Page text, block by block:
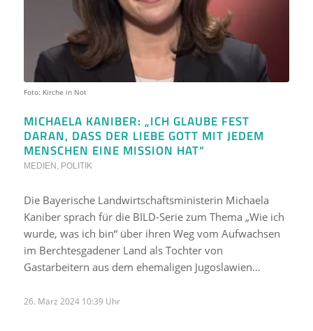
Foto: Kirche in Not
MICHAELA KANIBER: „ICH GLAUBE FEST
DARAN, DASS DER LIEBE GOTT MIT JEDEM
MENSCHEN EINE MISSION HAT“
MEDIEN POLITIK
Die Bayerische Landwirtschaftsministerin Michaela
Kaniber sprach für die BILD-Serie zum Thema „Wie ich
wurde, was ich bin“ über ihren Weg vom Aufwachsen
im Berchtesgadener Land als Tochter von
Gastarbeitern aus dem ehemaligen Jugoslawien…
26. März 2024 10:39 Uhr